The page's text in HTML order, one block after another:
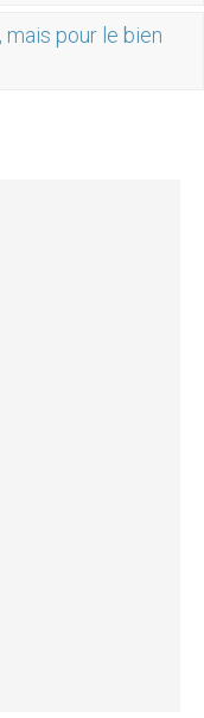
mais pour le bien